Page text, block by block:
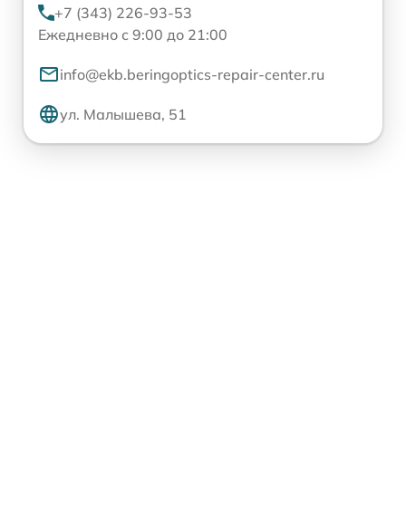
+7 (343) 226-93-53
Ежедневно с 9:00 до 21:00
info@ekb.beringoptics-repair-center.ru
ул. Малышева, 51